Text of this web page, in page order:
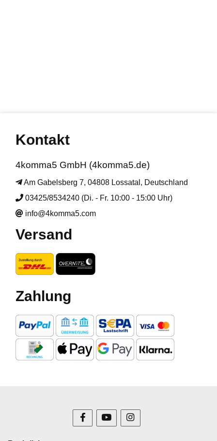
Kontakt
4komma5 GmbH (4komma5.de)
Am Gabelsberg 7, 04808 Lossatal, Deutschland
03425/8534240 (Di. - Fr. 10:00 - 15:00 Uhr)
info@4komma5.com
Versand
Zahlung